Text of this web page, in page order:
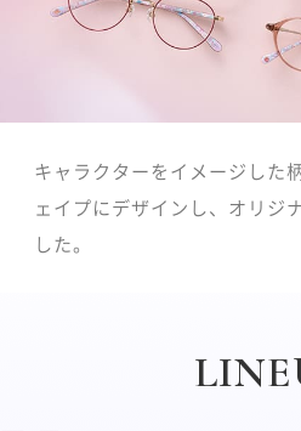
キャラクターをイメージした
ェイプにデザインし、オリジ
した。